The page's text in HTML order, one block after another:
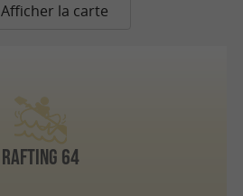
Afficher la carte
Rafting 64